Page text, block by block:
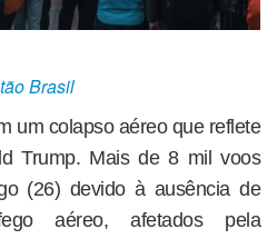
Brasil
um colapso aéreo que reflete
Trump. Mais de 8 mil voos
(26) devido à ausência de
aéreo, afetados pela